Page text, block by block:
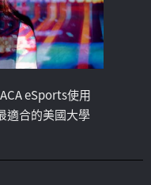
eSports使用
適合的美國大學